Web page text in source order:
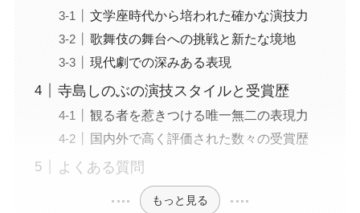
文学座時代から培われた確かな演技力
歌舞伎の舞台への挑戦と新たな境地
現代劇での深みある表現
寺島しのぶの演技スタイルと受賞歴
観る者を惹きつける唯一無二の表現力
国内外で高く評価された数々の受賞歴
よくある質問
もっと見る